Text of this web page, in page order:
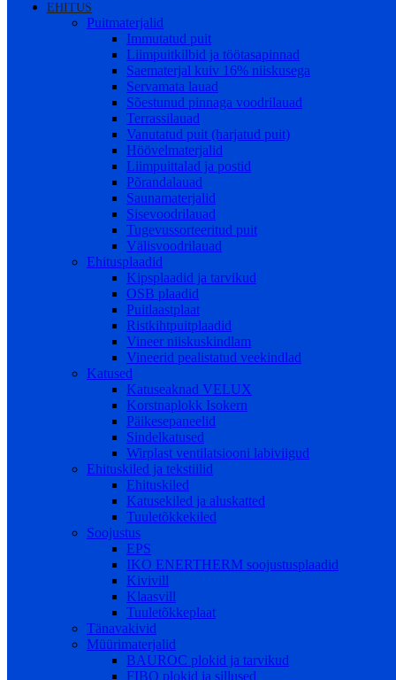
EHITUS
Puitmaterjalid
Immutatud puit
Liimpuitkilbid ja töötasapinnad
Saematerjal kuiv 16% niiskusega
Servamata lauad
Sõestunud pinnaga voodrilauad
Terrassilauad
Vanutatud puit (harjatud puit)
Höövelmaterjalid
Liimpuittalad ja postid
Põrandalauad
Saunamaterjalid
Sisevoodrilauad
Tugevussorteeritud puit
Välisvoodrilauad
Ehitusplaadid
Kipsplaadid ja tarvikud
OSB plaadid
Puitlaastplaat
Ristkihtpuitplaadid
Vineer niiskuskindlam
Vineerid pealistatud veekindlad
Katused
Katuseaknad VELUX
Korstnaplokk Isokern
Päikesepaneelid
Sindelkatused
Wirplast ventilatsiooni labiviigud
Ehituskiled ja tekstiilid
Ehituskiled
Katusekiled ja aluskatted
Tuuletõkkekiled
Soojustus
EPS
IKO ENERTHERM soojustusplaadid
Kivivill
Klaasvill
Tuuletõkkeplaat
Tänavakivid
Müürimaterjalid
BAUROC plokid ja tarvikud
FIBO plokid ja sillused